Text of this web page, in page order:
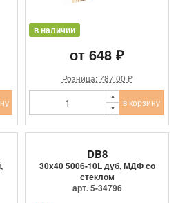
в наличии
от 648 ₽
Розница: 787.00 ₽
в корзину
DB8
30x40 5006-10L дуб, МДФ со
стеклом
арт. 5-34796